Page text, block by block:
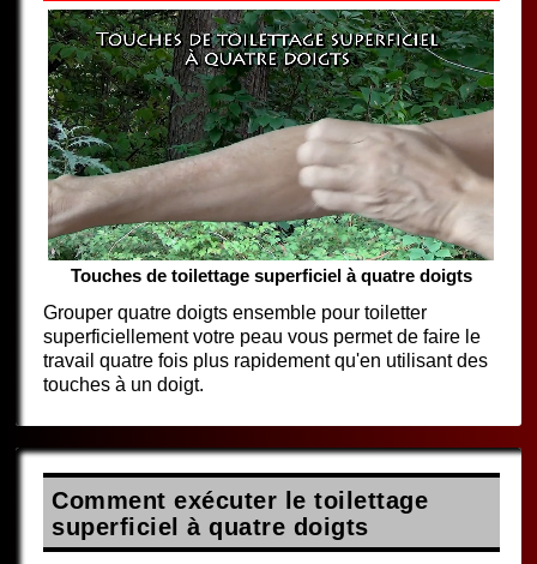
Touches de toilettage superficiel à quatre doigts
Grouper quatre doigts ensemble pour toiletter
superficiellement votre peau vous permet de faire le
travail quatre fois plus rapidement qu'en utilisant des
touches à un doigt.
Comment exécuter le toilettage
superficiel à quatre doigts